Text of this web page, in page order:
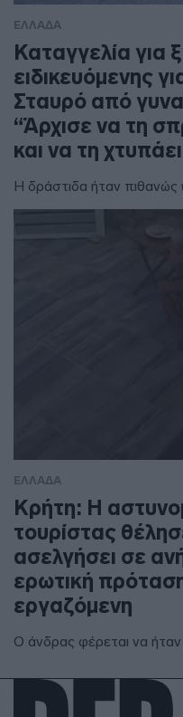
ΕΛΛΑΔΑ
Καταγγελία για
ειδικευόμενης
Σταυρό από
“Άρχισε να τη
και να τη
Η δράστιδα ήταν πιθανώς
ΕΛΛΑΔΑ
Κρήτη: Η
τουρίστας
ασελγήσει σε
ερωτική
εργαζόμενη
Ο άνδρας φέρεται να